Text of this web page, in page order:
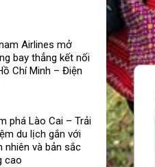
Airlines mở
bay thẳng kết nối
Chí Minh – Điện
phá Lào Cai – Trải
du lịch gắn với
nhiên và bản sắc
cao